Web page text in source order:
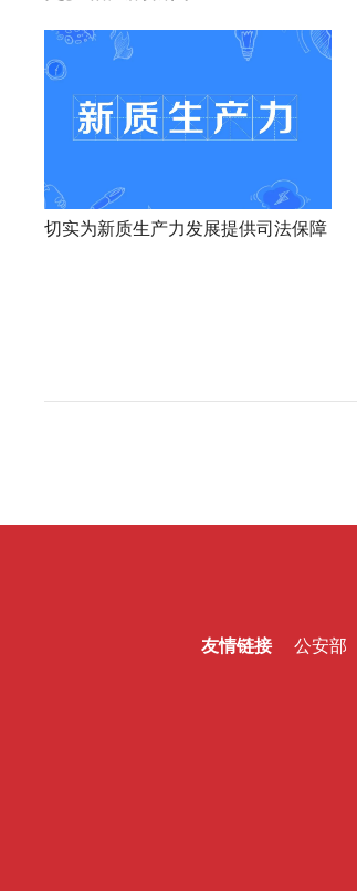
切实为新质生产力发展提供司法保障
友情链接 公安部